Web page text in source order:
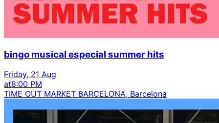
bingo musical especial summer hits
Friday, 21 Aug
at8:00 PM
TIME OUT MARKET BARCELONA, Barcelona